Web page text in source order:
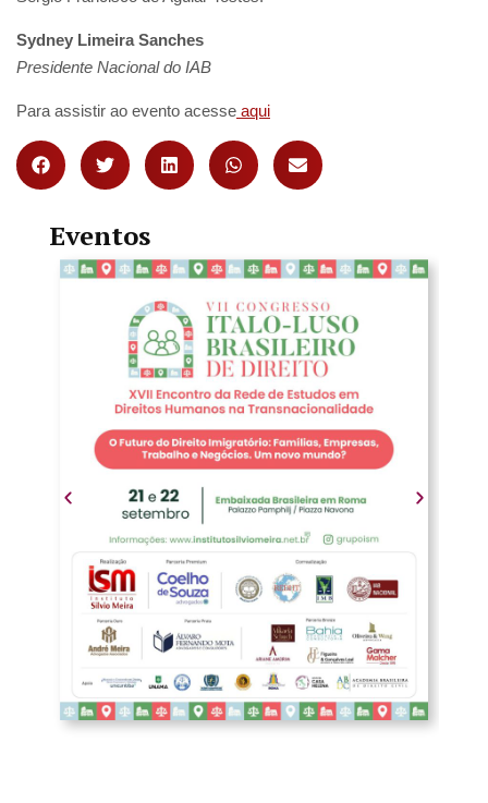
Sydney Limeira Sanches
Presidente Nacional do IAB
Para assistir ao evento acesse aqui
Eventos